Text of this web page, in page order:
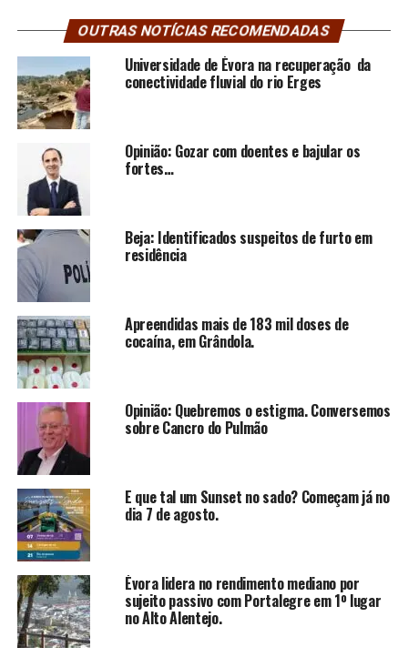
OUTRAS NOTÍCIAS RECOMENDADAS
Universidade de Évora na recuperação da
conectividade fluvial do rio Erges
Opinião: Gozar com doentes e bajular os
fortes…
Beja: Identificados suspeitos de furto em
residência
Apreendidas mais de 183 mil doses de
cocaína, em Grândola.
Opinião: Quebremos o estigma. Conversemos
sobre Cancro do Pulmão
E que tal um Sunset no sado? Começam já no
dia 7 de agosto.
Évora lidera no rendimento mediano por
sujeito passivo com Portalegre em 1º lugar
no Alto Alentejo.